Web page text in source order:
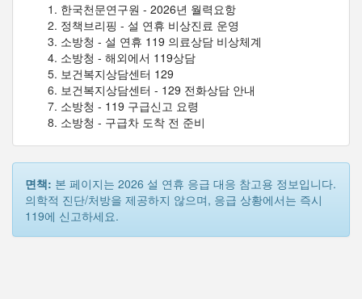
한국천문연구원 - 2026년 월력요항
정책브리핑 - 설 연휴 비상진료 운영
소방청 - 설 연휴 119 의료상담 비상체계
소방청 - 해외에서 119상담
보건복지상담센터 129
보건복지상담센터 - 129 전화상담 안내
소방청 - 119 구급신고 요령
소방청 - 구급차 도착 전 준비
면책: 본 페이지는 2026 설 연휴 응급 대응 참고용 정보입니다.
의학적 진단/처방을 제공하지 않으며, 응급 상황에서는 즉시
119에 신고하세요.